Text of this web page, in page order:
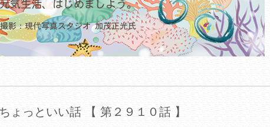
ょっといい話 【 第２９１０話 】